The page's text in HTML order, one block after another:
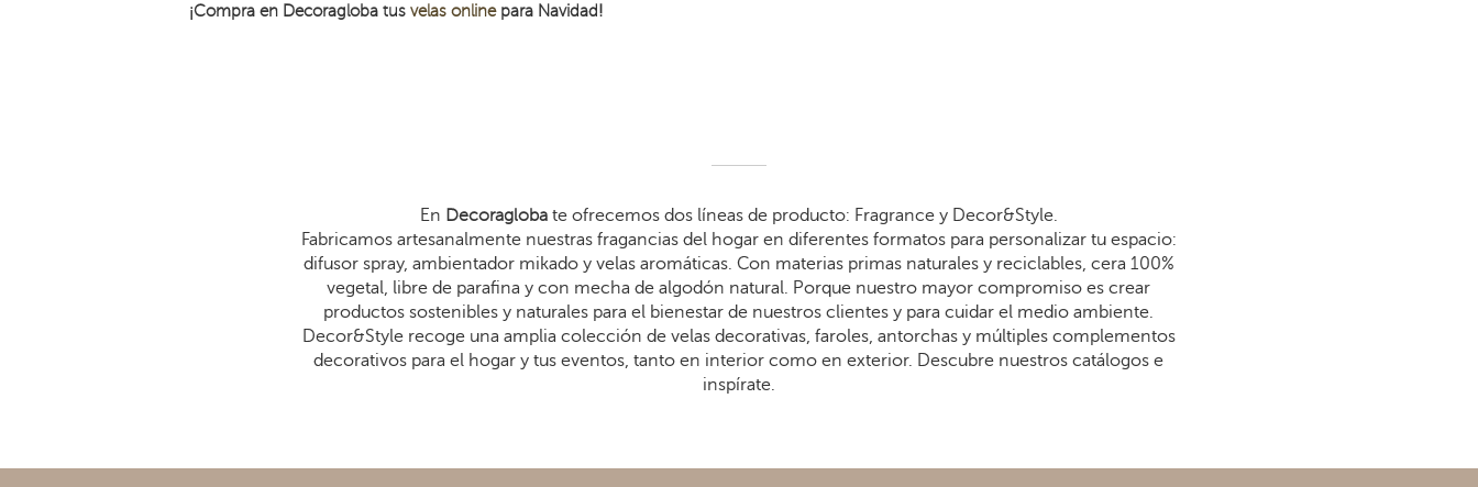
¡Compra en Decoragloba tus velas onlinepara Navidad!
En Decoraglobate ofrecemos dos líneas de producto: Fragrance y Decor&Style.
Fabricamos artesanalmente nuestras fragancias del hogar en diferentes formatos para personalizar tu espacio:
difusor spray, ambientador mikado y velas aromáticas. Con materias primas naturales y reciclables, cera 100%
vegetal, libre de parafina y con mecha de algodón natural. Porque nuestro mayor compromiso es crear
productos sostenibles y naturales para el bienestar de nuestros clientes y para cuidar el medio ambiente.
Decor&Style recoge una amplia colección de velas decorativas, faroles, antorchas y múltiples complementos
decorativos para el hogar y tus eventos, tanto en interior como en exterior. Descubre nuestros catálogos e
inspírate.